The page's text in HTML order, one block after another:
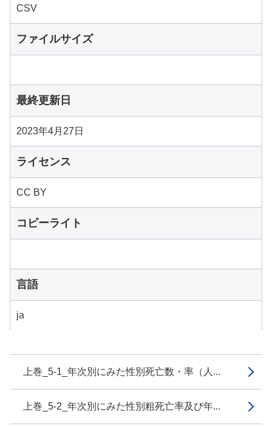
上巻_5-1_年次別にみた性別死亡数・率（人...
上巻_5-2_年次別にみた性別粗死亡率及び年...
CSV
ファイルサイズ
最終更新日
2023年4月27日
ライセンス
CC BY
コピーライト
言語
ja